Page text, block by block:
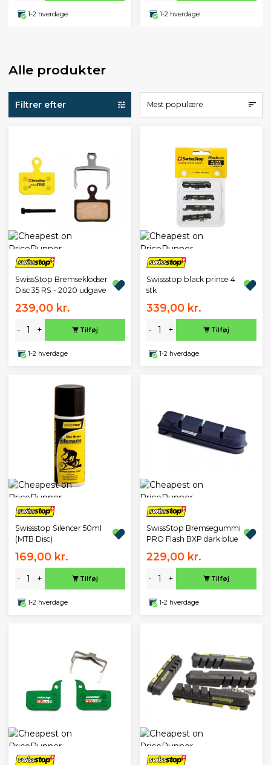
1-2 hverdage 1-2 hverdage
Alle produkter
Filtrer efter Mest populære
SwissStop Bremseklodser
Disc 35 RS - 2020 udgave
239,00 kr.
- + Tilføj
1-2 hverdage
Swissstop black prince 4
stk
339,00 kr.
- + Tilføj
1-2 hverdage
Swissstop Silencer 50ml
(MTB Disc)
169,00 kr.
- + Tilføj
1-2 hverdage
SwissStop Bremsegummi
PRO Flash BXP dark blue
229,00 kr.
- + Tilføj
1-2 hverdage